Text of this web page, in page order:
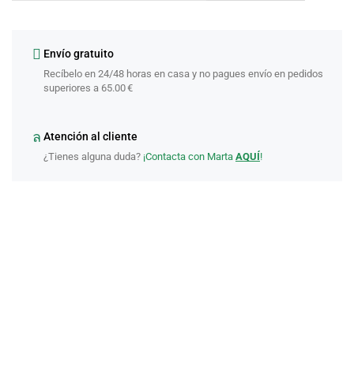
Envío gratuito
Recíbelo en 24/48 horas en casa y no pagues envío en pedidos
superiores a 65.00 €
Atención al cliente
¿Tienes alguna duda? ¡Contacta con Marta AQUÍ!